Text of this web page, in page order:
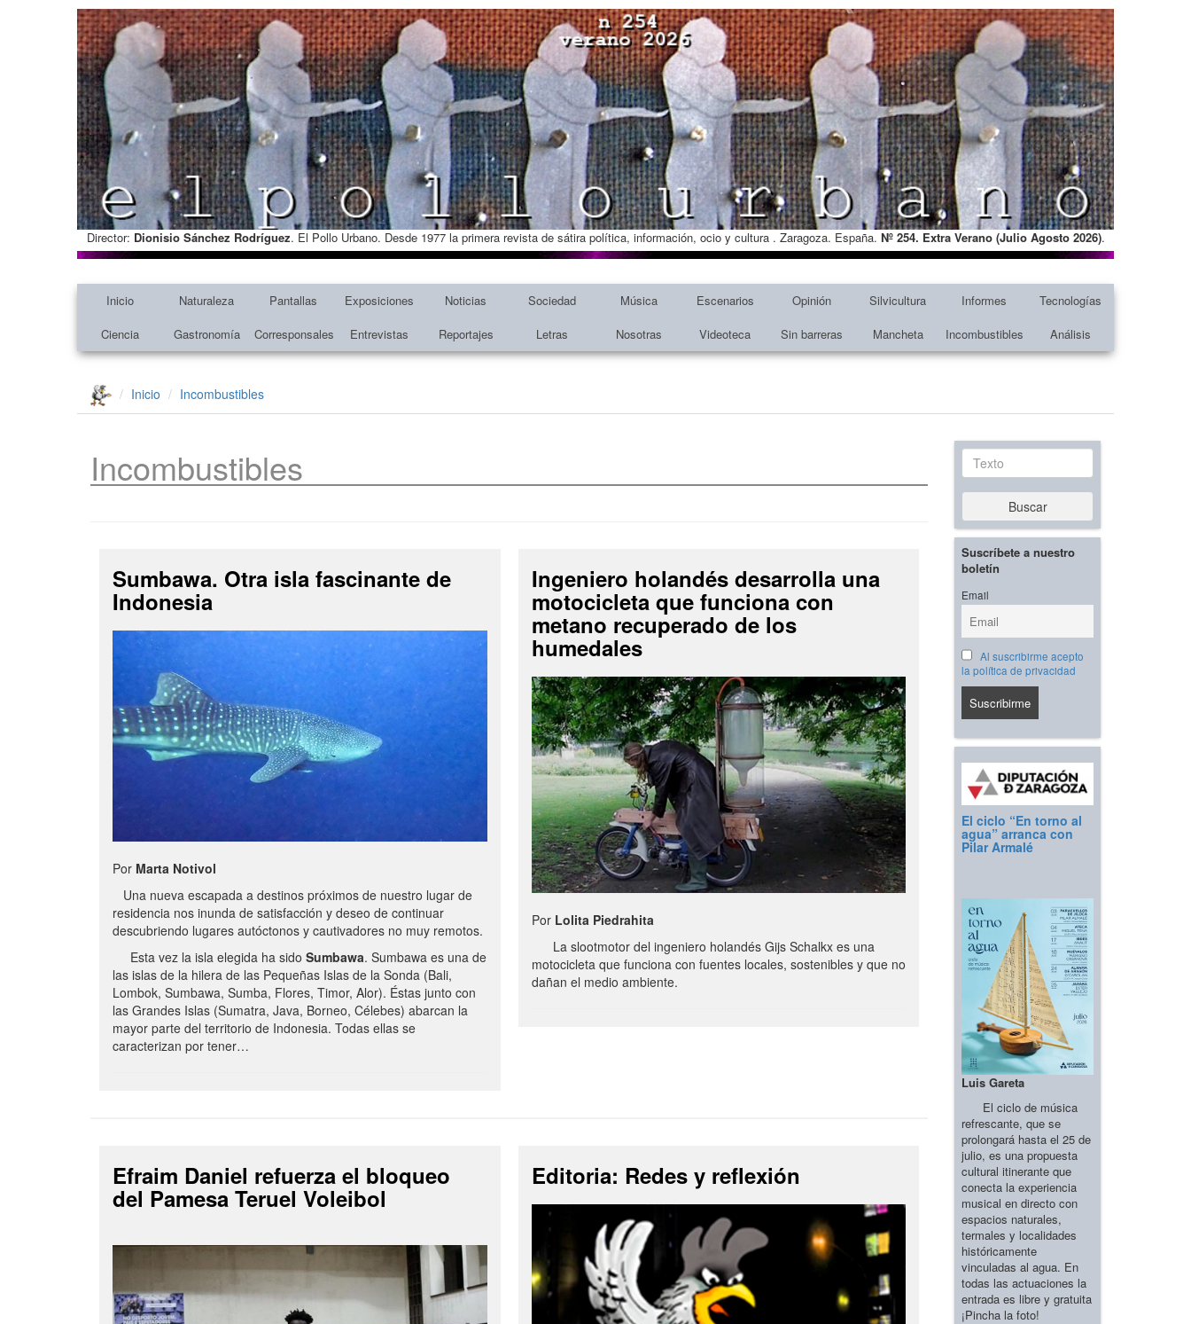
Director: Dionisio Sánchez Rodríguez. El Pollo Urbano. Desde 1977 la primera revista de sátira política, información, ocio y cultura . Zaragoza. España. Nº 254. Extra Verano (Julio Agosto 2026).
Inicio Naturaleza Pantallas Exposiciones Noticias Sociedad Música Escenarios Opinión Silvicultura Informes
Tecnologías
Ciencia
Gastronomía Corresponsales Entrevistas Reportajes Letras Nosotras Videoteca Sin barreras Mancheta Incombustibles Análisis
Inicio Incombustibles
Incombustibles
Sumbawa. Otra isla fascinante de
Indonesia
Por Marta Notivol
Una nueva escapada a destinos próximos de nuestro lugar de
residencia nos inunda de satisfacción y deseo de continuar
descubriendo lugares autóctonos y cautivadores no muy remotos.
Esta vez la isla elegida ha sido Sumbawa. Sumbawa es una de
las islas de la hilera de las Pequeñas Islas de la Sonda (Bali,
Lombok, Sumbawa, Sumba, Flores, Timor, Alor). Éstas junto con
las Grandes Islas (Sumatra, Java, Borneo, Célebes) abarcan la
mayor parte del territorio de Indonesia. Todas ellas se
caracterizan por tener…
Ingeniero holandés desarrolla una
motocicleta que funciona con
metano recuperado de los
humedales
Por Lolita Piedrahita
La slootmotor del ingeniero holandés Gijs Schalkx es una
motocicleta que funciona con fuentes locales, sostenibles y que no
dañan el medio ambiente.
Efraim Daniel refuerza el bloqueo
del Pamesa Teruel Voleibol
Editoria: Redes y reflexión
Texto
Buscar
Suscríbete a nuestro
boletín
Email
Al suscribirme acepto
la política de privacidad
El ciclo “En torno al
agua” arranca con
Pilar Armalé
Luis Gareta
El ciclo de música
refrescante, que se
prolongará hasta el 25 de
julio, es una propuesta
cultural itinerante que
conecta la experiencia
musical en directo con
espacios naturales,
termales y localidades
históricamente
vinculadas al agua. En
todas las actuaciones la
entrada es libre y gratuita
¡Pincha la foto!